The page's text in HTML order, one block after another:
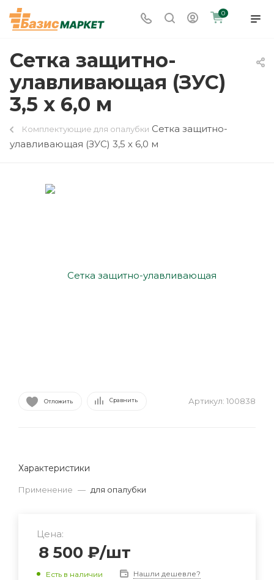
0
Сетка защитно-
улавливающая (ЗУС)
3,5 х 6,0 м
Комплектующие для опалубки Сетка защитно-
улавливающая (ЗУС) 3,5 х 6,0 м
Отложить Сравнить Артикул: 100838
Характеристики
Применение — для опалубки
Цена:
8 500 ₽/шт
Есть в наличии Нашли дешевле?